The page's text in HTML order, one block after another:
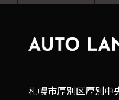
札幌市厚別区厚別中